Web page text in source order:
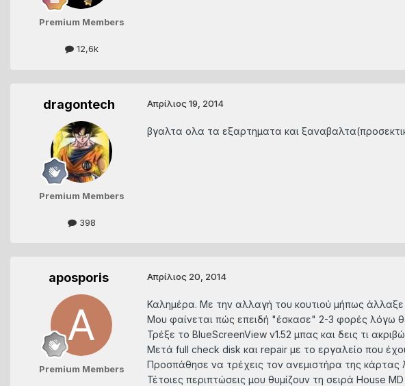
Premium Members
12,6k
dragontech
Premium Members
398
Απρίλιος 19, 2014
βγαλτα ολα τα εξαρτηματα και
aposporis
Premium Members
Απρίλιος 20, 2014
Καλημέρα. Με την αλλαγή του κουτιού μήπως άλλαξε
Μου φαίνεται πώς επειδή "έσκασε" 2-3 φορές λόγω
Τρέξε το BlueScreenView v1.52 μπας και δεις τι
Μετά full check disk και repair με το εργαλείο που
Προσπάθησε να τρέχεις τον ανεμιστήρα της
Τέτοιες περιπτώσεις μου θυμίζουν τη σειρά House